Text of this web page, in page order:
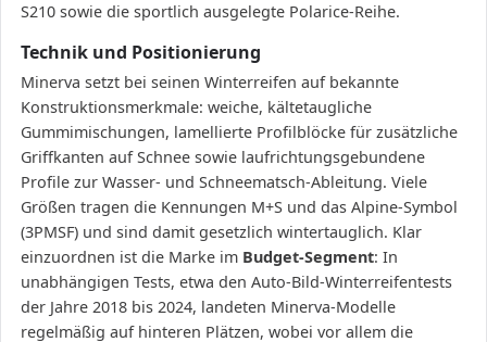
S210 sowie die sportlich ausgelegte Polarice-Reihe.
Technik und Positionierung
Minerva setzt bei seinen Winterreifen auf bekannte
Konstruktionsmerkmale: weiche, kältetaugliche
Gummimischungen, lamellierte Profilblöcke für zusätzliche
Griffkanten auf Schnee sowie laufrichtungsgebundene
Profile zur Wasser- und Schneematsch-Ableitung. Viele
Größen tragen die Kennungen M+S und das Alpine-Symbol
(3PMSF) und sind damit gesetzlich wintertauglich. Klar
einzuordnen ist die Marke im Budget-Segment: In
unabhängigen Tests, etwa den Auto-Bild-Winterreifentests
der Jahre 2018 bis 2024, landeten Minerva-Modelle
regelmäßig auf hinteren Plätzen, wobei vor allem die